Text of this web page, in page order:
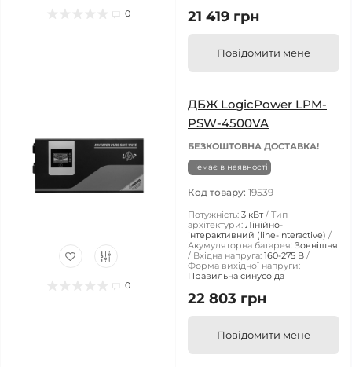
0 21 419 грн
Повідомити мене
0
ДБЖ LogicPower LPM-
PSW-4500VA
БЕЗКОШТОВНА ДОСТАВКА!
Немає в наявності
Код товару: 19539
Потужність: 3 кВт
Тип
архітектури: Лінійно-
інтерактивний (line-interactive)
Акумуляторна батарея: Зовнішня
Вхідна напруга: 160-275 В
Форма вихідної напруги:
Правильна синусоїда
22 803 грн
Повідомити мене